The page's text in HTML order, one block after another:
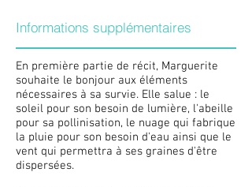
Informations supplémentaires
En première partie de récit, Marguerite
souhaite le bonjour aux éléments
nécessaires à sa survie. Elle salue : le
soleil pour son besoin de lumière, l'abeille
pour sa pollinisation, le nuage qui fabrique
la pluie pour son besoin d'eau ainsi que le
vent qui permettra à ses graines d'être
dispersées.